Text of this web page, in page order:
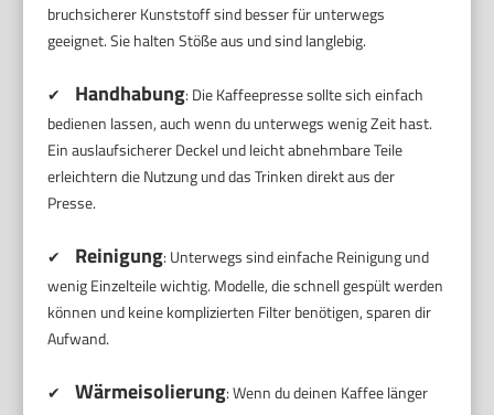
bruchsicherer Kunststoff sind besser für unterwegs
geeignet. Sie halten Stöße aus und sind langlebig.
✔ Handhabung: Die Kaffeepresse sollte sich einfach
bedienen lassen, auch wenn du unterwegs wenig Zeit hast.
Ein auslaufsicherer Deckel und leicht abnehmbare Teile
erleichtern die Nutzung und das Trinken direkt aus der
Presse.
✔ Reinigung: Unterwegs sind einfache Reinigung und
wenig Einzelteile wichtig. Modelle, die schnell gespült werden
können und keine komplizierten Filter benötigen, sparen dir
Aufwand.
✔ Wärmeisolierung: Wenn du deinen Kaffee länger